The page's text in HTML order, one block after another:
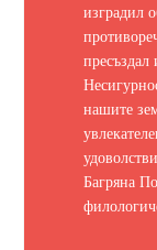
изградил
пресъздал
нашите
Багряна